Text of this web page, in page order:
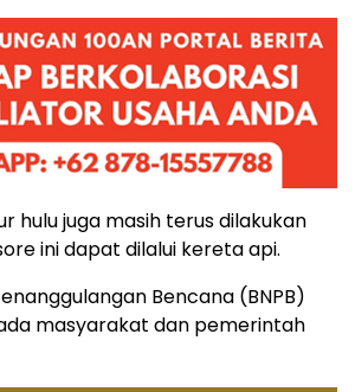
hulu juga masih terus dilakukan
ini dapat dilalui kereta api.
Bencana (BNPB)
masyarakat dan pemerintah